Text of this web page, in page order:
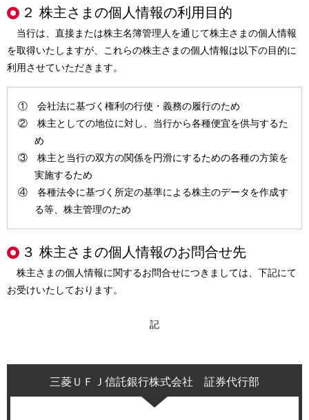
２ 株主さまの個人情報の利用目的
当行は、直接または株主名簿管理人を通じて株主さまの個人情報
を取得いたしますが、これらの株主さまの個人情報は以下の目的に
利用させていただきます。
① 会社法に基づく権利の行使・義務の履行のため
② 株主としての地位に対し、当行から各種便宜を供与するた
め
③ 株主と当行の双方の関係を円滑にするための各種の方策を
実施するため
④ 各種法令に基づく所定の基準による株主のデータを作成す
る等、株主管理のため
３ 株主さまの個人情報のお問合せ先
株主さまの個人情報に関するお問合せにつきましては、下記にて
お受けいたしております。
記
三菱ＵＦＪ信託銀行株式会社 証券代行部